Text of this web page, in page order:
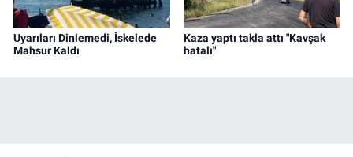
Uyarıları Dinlemedi, İskelede
Mahsur Kaldı
Kaza yaptı takla attı "Kavşak
hatalı"